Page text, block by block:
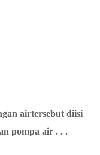
airtersebut diisi
pompa air . . .